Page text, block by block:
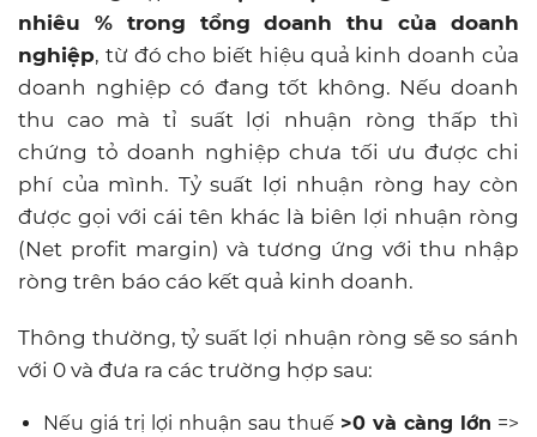
nhiêu % trong tổng doanh thu của doanh
nghiệp, từ đó cho biết hiệu quả kinh doanh của
doanh nghiệp có đang tốt không. Nếu doanh
thu cao mà tỉ suất lợi nhuận ròng thấp thì
chứng tỏ doanh nghiệp chưa tối ưu được chi
phí của mình. Tỷ suất lợi nhuận ròng hay còn
được gọi với cái tên khác là biên lợi nhuận ròng
(Net profit margin) và tương ứng với thu nhập
ròng trên báo cáo kết quả kinh doanh.
Thông thường, tỷ suất lợi nhuận ròng sẽ so sánh
với 0 và đưa ra các trường hợp sau:
Nếu giá trị lợi nhuận sau thuế >0 và càng lớn =>